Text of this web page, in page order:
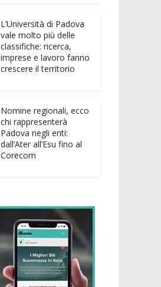
L’Università di Padova
vale molto più delle
classifiche: ricerca,
imprese e lavoro fanno
crescere il territorio
Nomine regionali, ecco
chi rappresenterà
Padova negli enti:
dall’Ater all’Esu fino al
Corecom